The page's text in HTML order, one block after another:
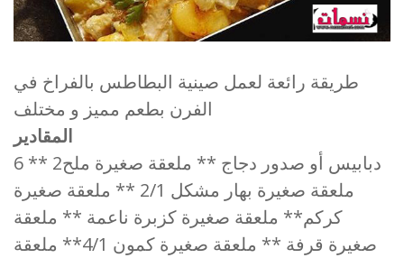
طريقة رائعة لعمل صينية البطاطس بالفراخ في
الفرن بطعم مميز و مختلف
المقادير
6 دبابيس أو صدور دجاج ** ملعقة صغيرة ملح2 **
ملعقة صغيرة بهار مشكل 2/1 ** ملعقة صغيرة
كركم** ملعقة صغيرة كزبرة ناعمة ** ملعقة
صغيرة قرفة ** ملعقة صغيرة كمون 4/1** ملعقة